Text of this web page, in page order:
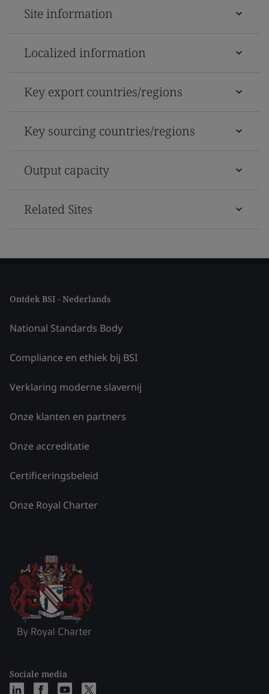
Site information
Localized information
Key export countries/regions
Key sourcing countries/regions
Output capacity
Related Sites
Ontdek BSI - Nederlands
National Standards Body
Compliance en ethiek bij BSI
Verklaring moderne slavernij
Onze klanten en partners
Onze accreditatie
Certificeringsbeleid
Onze Royal Charter
Sociale media